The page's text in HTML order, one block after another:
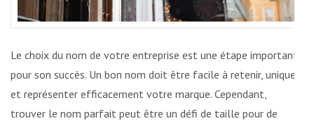
Le choix du nom de votre entreprise est une étape importante
pour son succès. Un bon nom doit être facile à retenir, unique
et représenter efficacement votre marque. Cependant,
trouver le nom parfait peut être un défi de taille pour de